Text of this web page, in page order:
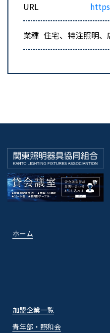
URL
業種 住宅、特注照明
ホーム
加盟企業一覧
青年部・照和会